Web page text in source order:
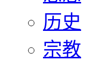
历史
宗教